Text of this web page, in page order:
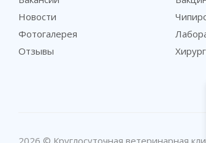
Новости
Фотогалерея
Отзывы
2026 © Круглосуточная ветеринарная